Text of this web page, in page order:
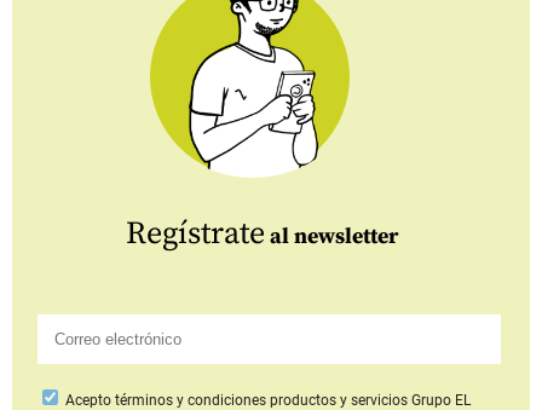
Regístrate al newsletter
Aceptotérminos y condiciones productos y serviciosGrupo EL